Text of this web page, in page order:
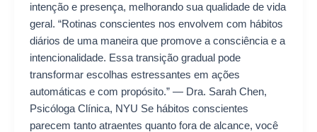
intenção e presença, melhorando sua qualidade de vida
geral. “Rotinas conscientes nos envolvem com hábitos
diários de uma maneira que promove a consciência e a
intencionalidade. Essa transição gradual pode
transformar escolhas estressantes em ações
automáticas e com propósito.” — Dra. Sarah Chen,
Psicóloga Clínica, NYU Se hábitos conscientes
parecem tanto atraentes quanto fora de alcance, você